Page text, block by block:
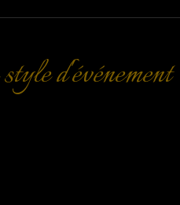
d'événement